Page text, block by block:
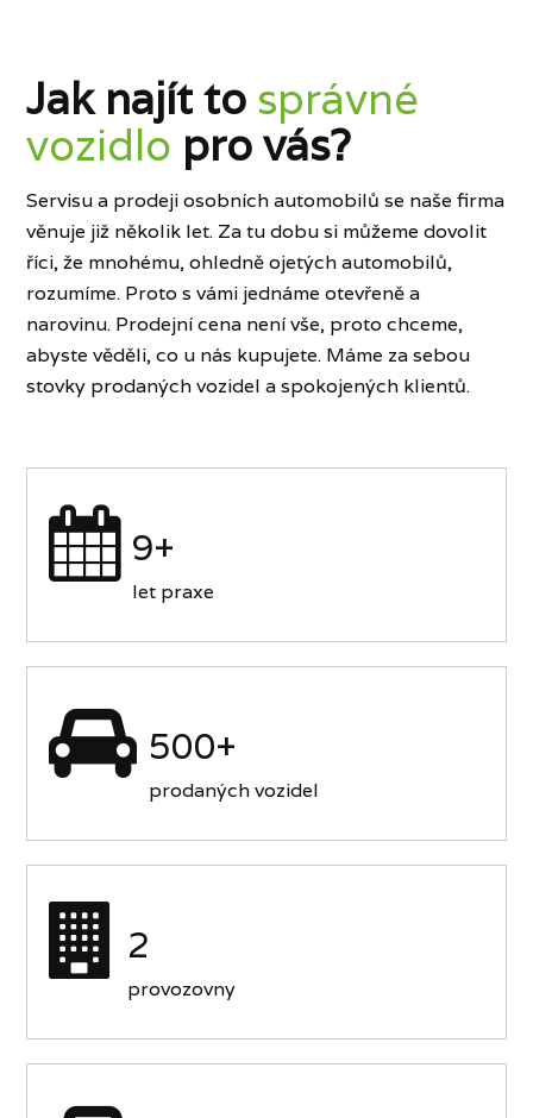
Jak najít to správné
vozidlo pro vás?
Servisu a prodeji osobních automobilů se naše firma
věnuje již několik let. Za tu dobu si můžeme dovolit
říci, že mnohému, ohledně ojetých automobilů,
rozumíme. Proto s vámi jednáme otevřeně a
narovinu. Prodejní cena není vše, proto chceme,
abyste věděli, co u nás kupujete. Máme za sebou
stovky prodaných vozidel a spokojených klientů.
9+
let praxe
500+
prodaných vozidel
2
provozovny